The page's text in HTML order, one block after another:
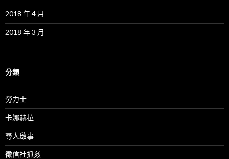
2018 年 4 月
2018 年 3 月
分類
勞力士
卡娜赫拉
尋人啟事
徵信社抓姦